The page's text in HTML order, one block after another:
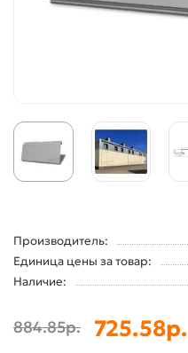
Производитель:
Единица цены за товар:
Наличие:
884.85р. 725.58р.